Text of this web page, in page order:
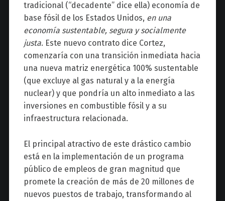
tradicional (“decadente” dice ella) economía de
base fósil de los Estados Unidos, en una
economía sustentable, segura y socialmente
justa. Este nuevo contrato dice Cortez,
comenzaría con una transición inmediata hacia
una nueva matriz energética 100% sustentable
(que excluye al gas natural y a la energía
nuclear) y que pondría un alto inmediato a las
inversiones en combustible fósil y a su
infraestructura relacionada.
El principal atractivo de este drástico cambio
está en la implementación de un programa
público de empleos de gran magnitud que
promete la creación de más de 20 millones de
nuevos puestos de trabajo, transformando al